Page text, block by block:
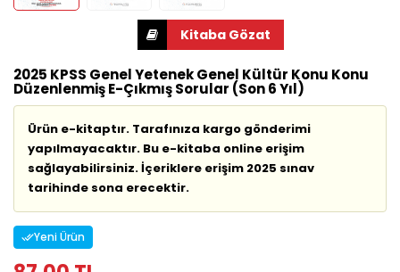
2025 KPSS Genel Yetenek Genel Kültür Konu Konu
Düzenlenmiş E-Çıkmış Sorular (Son 6 Yıl)
Ürün e-kitaptır. Tarafınıza kargo gönderimi
yapılmayacaktır. Bu e-kitaba online erişim
sağlayabilirsiniz. İçeriklere erişim 2025 sınav
tarihinde sona erecektir.
Yeni Ürün